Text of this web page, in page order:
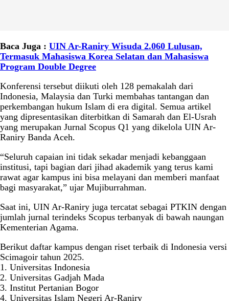
Baca Juga : UIN Ar-Raniry Wisuda 2.060 Lulusan,
Termasuk Mahasiswa Korea Selatan dan Mahasiswa
Program Double Degree
Konferensi tersebut diikuti oleh 128 pemakalah dari
Indonesia, Malaysia dan Turki membahas tantangan dan
perkembangan hukum Islam di era digital. Semua artikel
yang dipresentasikan diterbitkan di Samarah dan El-Usrah
yang merupakan Jurnal Scopus Q1 yang dikelola UIN Ar-
Raniry Banda Aceh.
“Seluruh capaian ini tidak sekadar menjadi kebanggaan
institusi, tapi bagian dari jihad akademik yang terus kami
rawat agar kampus ini bisa melayani dan memberi manfaat
bagi masyarakat,” ujar Mujiburrahman.
Saat ini, UIN Ar-Raniry juga tercatat sebagai PTKIN dengan
jumlah jurnal terindeks Scopus terbanyak di bawah naungan
Kementerian Agama.
Berikut daftar kampus dengan riset terbaik di Indonesia versi
Scimagoir tahun 2025.
1. Universitas Indonesia
2. Universitas Gadjah Mada
3. Institut Pertanian Bogor
4. Universitas Islam Negeri Ar-Raniry